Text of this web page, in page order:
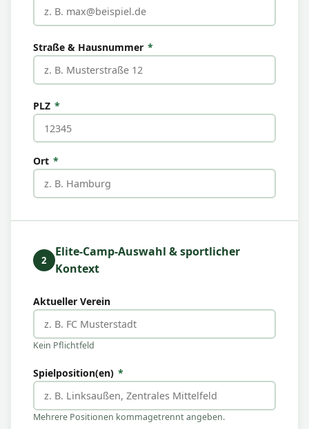
Straße & Hausnummer *
PLZ *
Ort *
2
Elite-Camp-Auswahl & sportlicher
Kontext
Aktueller Verein
Kein Pflichtfeld
Spielposition(en) *
Mehrere Positionen kommagetrennt angeben.